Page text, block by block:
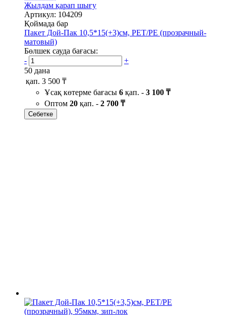
Жылдам қарап шығу
Артикул: 104209
Қоймада бар
Пакет Дой-Пак 10,5*15(+3)см, PET/PE (прозрачный-
матовый)
Бөлшек сауда бағасы:
-
+
50 дана
қап. 3 500 ₸
Ұсақ көтерме бағасы 6 қап. - 3 100 ₸
Оптом 20 қап. - 2 700 ₸
Себетке